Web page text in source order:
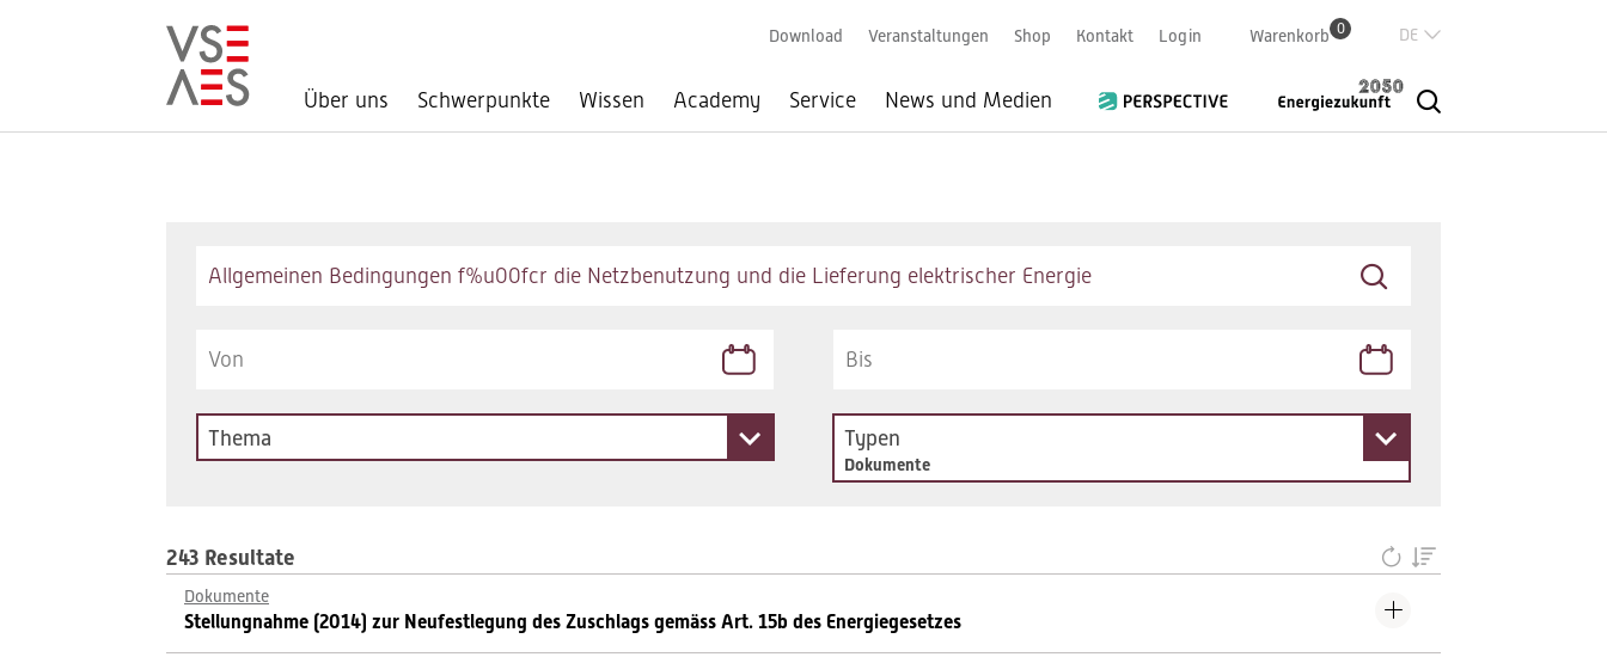
Über uns Schwerpunkte Wissen Academy Service News und Medien
Download Veranstaltungen Shop Kontakt Login Warenkorb 0
English
Thema Typen
Dokumente
243 Resultate
Dokumente
Stellungnahme (2014) zur Neufestlegung des Zuschlags gemäss Art. 15b des Energiegesetzes